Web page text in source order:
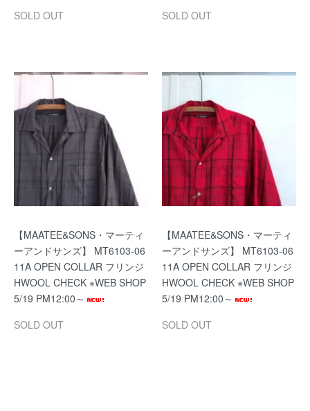
SOLD OUT SOLD OUT
【MAATEE&SONS・マーティ
ーアンドサンズ】 MT6103-06
11A OPEN COLLAR フリンジ
HWOOL CHECK ※WEB SHOP
5/19 PM12:00～
SOLD OUT
【MAATEE&SONS・マーティ
ーアンドサンズ】 MT6103-06
11A OPEN COLLAR フリンジ
HWOOL CHECK ※WEB SHOP
5/19 PM12:00～
SOLD OUT